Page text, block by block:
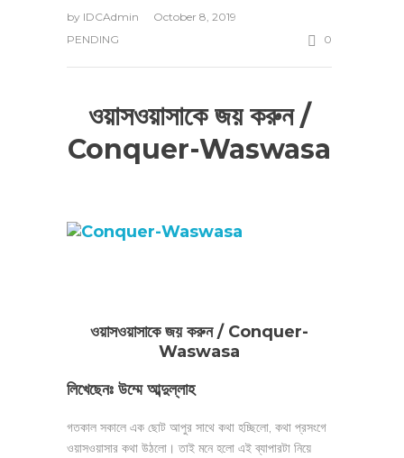
by IDCAdmin
October 8, 2019
PENDING
0
ওয়াসওয়াসাকে জয় করুন /
Conquer-Waswasa
ওয়াসওয়াসাকে জয় করুন / Conquer-
Waswasa
লিখেছেনঃ উম্মে আব্দুল্লাহ
গতকাল সকালে এক ছোট আপুর সাথে কথা হচ্ছিলো, কথা প্রসংগে
ওয়াসওয়াসার কথা উঠলো। তাই মনে হলো এই ব্যাপারটা নিয়ে